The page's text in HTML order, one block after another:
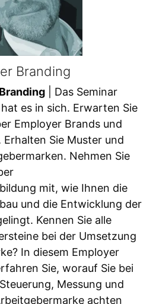
Branding
| Das Seminar
es in sich. Erwarten Sie
Employer Brands und
Sie Muster und
Nehmen Sie
mit, wie Ihnen die
und die Entwicklung der
Kennen Sie alle
bei der Umsetzung
In diesem Employer
Sie, worauf Sie bei
Messung und
achten